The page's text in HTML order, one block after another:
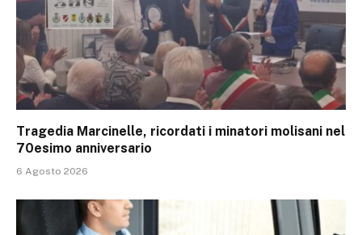
Tragedia Marcinelle, ricordati i minatori molisani nel
70esimo anniversario
6 Agosto 2026